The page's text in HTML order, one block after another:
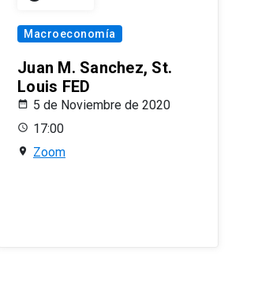
Macroeconomía
Juan M. Sanchez, St.
Louis FED
5 de Noviembre de 2020
17:00
Zoom